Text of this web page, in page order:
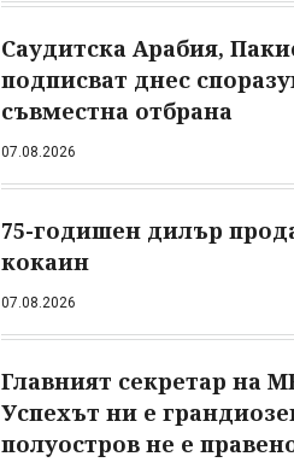
Саудитска Арабия,
подписват днес
съвместна отбрана
07.08.2026
75-годишен дилър
кокаин
07.08.2026
Главният секретар на
Успехът ни е
полуостров не е